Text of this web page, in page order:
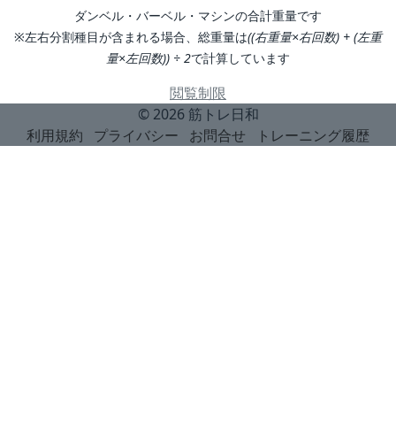
ダンベル・バーベル・マシンの合計重量です
※左右分割種目が含まれる場合、総重量は((右重量×右回数) + (左重
量×左回数)) ÷ 2で計算しています
閲覧制限
© 2026 筋トレ日和
利用規約
プライバシー お問合せ トレーニング履歴